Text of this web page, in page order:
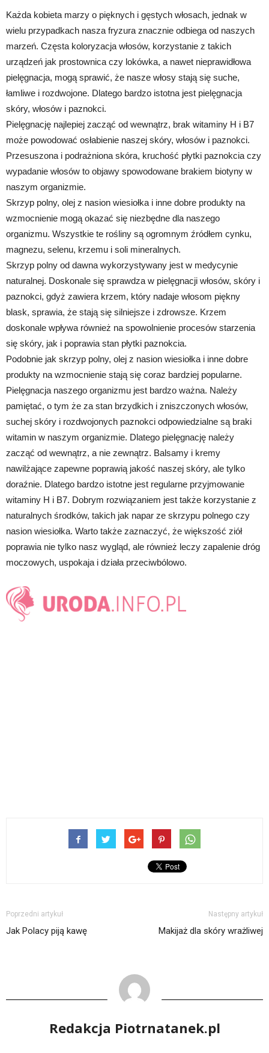
Każda kobieta marzy o pięknych i gęstych włosach, jednak w
wielu przypadkach nasza fryzura znacznie odbiega od naszych
marzeń. Częsta koloryzacja włosów, korzystanie z takich
urządzeń jak prostownica czy lokówka, a nawet nieprawidłowa
pielęgnacja, mogą sprawić, że nasze włosy stają się suche,
łamliwe i rozdwojone. Dlatego bardzo istotna jest pielęgnacja
skóry, włosów i paznokci.
Pielęgnację najlepiej zacząć od wewnątrz, brak witaminy H i B7
może powodować osłabienie naszej skóry, włosów i paznokci.
Przesuszona i podrażniona skóra, kruchość płytki paznokcia czy
wypadanie włosów to objawy spowodowane brakiem biotyny w
naszym organizmie.
Skrzyp polny, olej z nasion wiesiołka i inne dobre produkty na
wzmocnienie mogą okazać się niezbędne dla naszego
organizmu. Wszystkie te rośliny są ogromnym źródłem cynku,
magnezu, selenu, krzemu i soli mineralnych.
Skrzyp polny od dawna wykorzystywany jest w medycynie
naturalnej. Doskonale się sprawdza w pielęgnacji włosów, skóry i
paznokci, gdyż zawiera krzem, który nadaje włosom piękny
blask, sprawia, że stają się silniejsze i zdrowsze. Krzem
doskonale wpływa również na spowolnienie procesów starzenia
się skóry, jak i poprawia stan płytki paznokcia.
Podobnie jak skrzyp polny, olej z nasion wiesiołka i inne dobre
produkty na wzmocnienie stają się coraz bardziej popularne.
Pielęgnacja naszego organizmu jest bardzo ważna. Należy
pamiętać, o tym że za stan brzydkich i zniszczonych włosów,
suchej skóry i rozdwojonych paznokci odpowiedzialne są braki
witamin w naszym organizmie. Dlatego pielęgnację należy
zacząć od wewnątrz, a nie zewnątrz. Balsamy i kremy
nawilżające zapewne poprawią jakość naszej skóry, ale tylko
doraźnie. Dlatego bardzo istotne jest regularne przyjmowanie
witaminy H i B7. Dobrym rozwiązaniem jest także korzystanie z
naturalnych środków, takich jak napar ze skrzypu polnego czy
nasion wiesiołka. Warto także zaznaczyć, że większość ziół
poprawia nie tylko nasz wygląd, ale również leczy zapalenie dróg
moczowych, uspokaja i działa przeciwbólowo.
Poprzedni artykuł
Jak Polacy piją kawę
Następny artykuł
Makijaż dla skóry wrażliwej
Redakcja Piotrnatanek.pl